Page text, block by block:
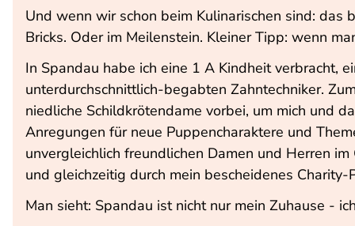
Und wenn wir schon beim Kulinarischen sind: das
Bricks. Oder im Meilenstein. Kleiner Tipp: wenn
In Spandau habe ich eine 1 A Kindheit verbracht,
unterdurchschnittlich-begabten Zahntechniker.
niedliche Schildkrötendame vorbei, um mich und
Anregungen für neue Puppencharaktere und
unvergleichlich freundlichen Damen und Herren
und gleichzeitig durch mein bescheidenes
Man sieht: Spandau ist nicht nur mein Zuhause -